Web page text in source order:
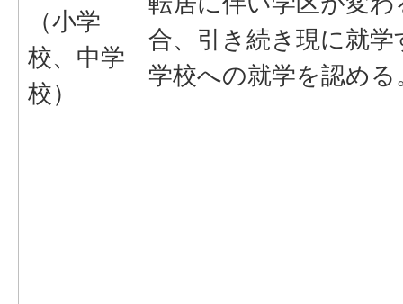
（小学
校、中学
校）
合、引き続き現に就学
学校への就学を認める